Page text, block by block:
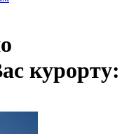
курорту: